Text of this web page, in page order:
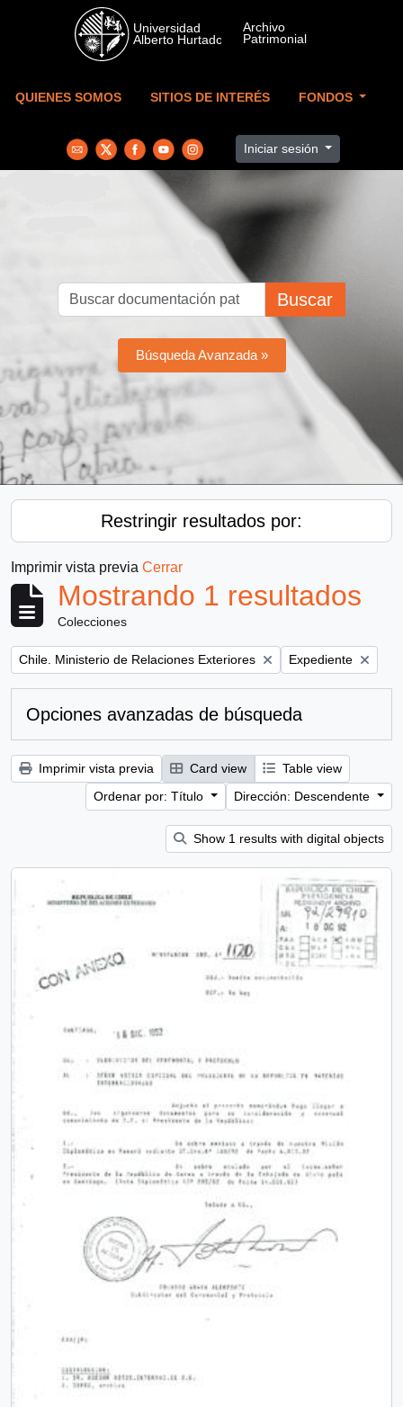
Skip to main content
QUIENES SOMOS SITIOS DE INTERÉS FONDOS
Iniciar sesión
Buscar
Búsqueda Avanzada »
Restringir resultados por:
Imprimir vista previa Cerrar
Mostrando 1 resultados
Colecciones
Remove filter:
Chile. Ministerio de Relaciones Exteriores Remove filter:
Expediente
Opciones avanzadas de búsqueda
Imprimir vista previa Card view
Table view
Ordenar por: Título
Dirección: Descendente
Show 1 results with digital objects